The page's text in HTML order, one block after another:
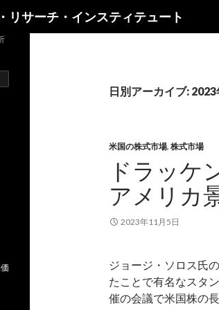
リサーチ・インスティテュート
日別アーカイブ:
米国の株式市場, 株式市場
ドラッケ
アメリカ
2023年11月5日
ジョージ・ソロス氏
たことで有名なスタ
催の会議で米国株の